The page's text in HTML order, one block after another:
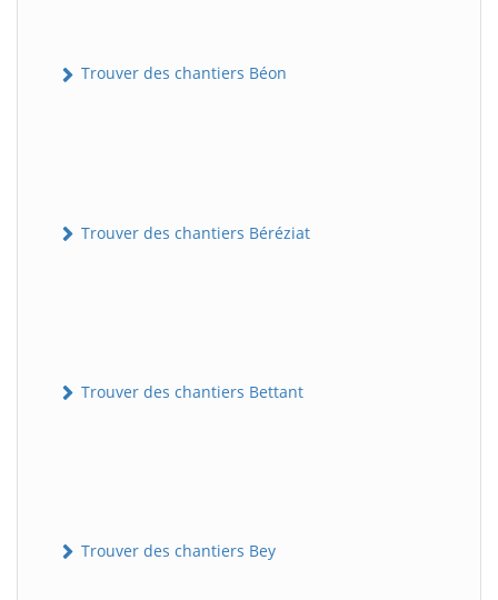
Trouver des chantiers Béon
Trouver des chantiers Béréziat
Trouver des chantiers Bettant
Trouver des chantiers Bey